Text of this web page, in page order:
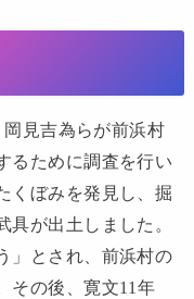
見吉為らが前浜村
るために調査を行い
くぼみを発見し、掘
具が出土しました。
」とされ、前浜村の
その後、寛文11年